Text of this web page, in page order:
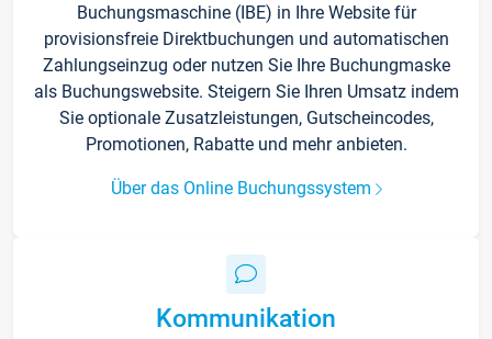
Buchungsmaschine (IBE) in Ihre Website für
provisionsfreie Direktbuchungen und automatischen
Zahlungseinzug oder nutzen Sie Ihre Buchungmaske
als Buchungswebsite. Steigern Sie Ihren Umsatz indem
Sie optionale Zusatzleistungen, Gutscheincodes,
Promotionen, Rabatte und mehr anbieten.
Über das Online Buchungssystem
Kommunikation